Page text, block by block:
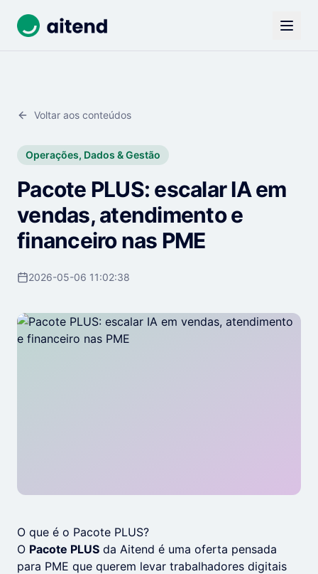
Voltar aos conteúdos
Operações, Dados & Gestão
Pacote PLUS: escalar IA em
vendas, atendimento e
financeiro nas PME
2026-05-06 11:02:38
O que é o Pacote PLUS?
O Pacote PLUS da Aitend é uma oferta pensada
para PME que querem levar trabalhadores digitais